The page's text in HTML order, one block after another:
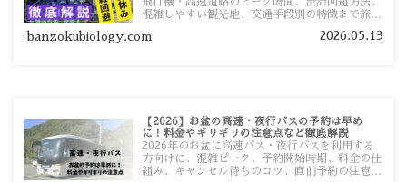
混雑しやすい観光地、交通手段別の特徴まで旅行
banzokubiology.com 2026.05.13
【2026】お盆の高速・夜行バスの予約は早め
に！料金やギリギリの注意点など徹底解説
2026年のお盆に高速バス・夜行バスを利用する
方向けに、混雑ピーク、予約開始時期、料金の仕
組み、キャンセル待ちのコツ、直前予約の注意点